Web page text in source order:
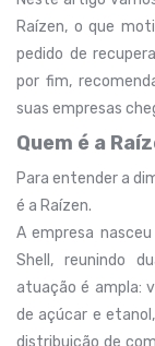
Raízen, o que
pedido de
por fim,
suas empresas
Quem é a
Para entender a
é a Raízen.
A empresa
Shell, reunindo
atuação é ampla:
de açúcar e
distribuição de